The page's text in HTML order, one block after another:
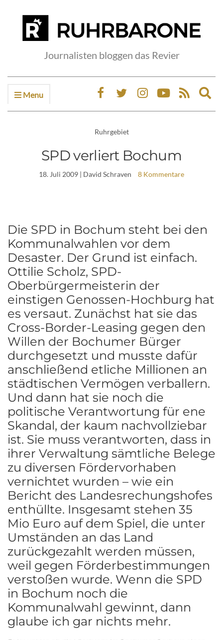
Journalisten bloggen das Revier
Menu
Ruhrgebiet
SPD verliert Bochum
18. Juli 2009 | David Schraven 8 Kommentare
Die SPD in Bochum steht bei den
Kommunalwahlen vor dem
Desaster. Der Grund ist einfach.
Ottilie Scholz, SPD-
Oberbürgermeisterin der
einstigen Genossen-Hochburg hat
es versaut. Zunächst hat sie das
Cross-Border-Leasing gegen den
Willen der Bochumer Bürger
durchgesetzt und musste dafür
anschließend etliche Millionen an
städtischen Vermögen verballern.
Und dann hat sie noch die
politische Verantwortung für ene
Skandal, der kaum nachvollziebar
ist. Sie muss verantworten, dass in
ihrer Verwaltung sämtliche Belege
zu diversen Fördervorhaben
vernichtet wurden – wie ein
Bericht des Landesrechungshofes
enthüllte. Insgesamt stehen 35
Mio Euro auf dem Spiel, die unter
Umständen an das Land
zurückgezahlt werden müssen,
weil gegen Förderbestimmungen
verstoßen wurde. Wenn die SPD
in Bochum noch die
Kommunalwahl gewinnt, dann
glaube ich gar nichts mehr.